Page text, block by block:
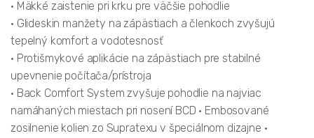
• Mäkké zaistenie pri krku pre väčšie pohodlie
• Glideskin manžety na zápästiach a členkoch zvyšujú
tepelný komfort a vodotesnosť
• Protišmykové aplikácie na zápästiach pre stabilné
upevnenie počítača/prístroja
• Back Comfort System zvyšuje pohodlie na najviac
namáhaných miestach pri nosení BCD • Embosované
zosilnenie kolien zo Supratexu v špeciálnom dizajne •